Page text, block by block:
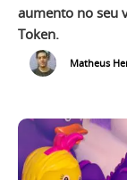
aumento no seu
Token.
Matheus